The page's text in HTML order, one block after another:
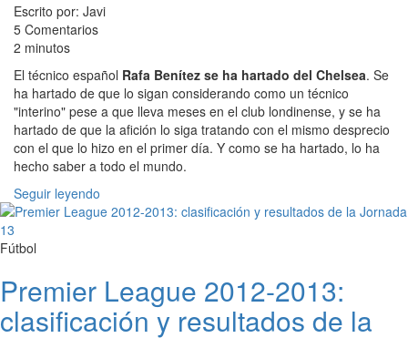
Escrito por: Javi
5 Comentarios
2 minutos
El técnico español Rafa Benítez se ha hartado del Chelsea. Se
ha hartado de que lo sigan considerando como un técnico
"interino" pese a que lleva meses en el club londinense, y se ha
hartado de que la afición lo siga tratando con el mismo desprecio
con el que lo hizo en el primer día. Y como se ha hartado, lo ha
hecho saber a todo el mundo.
Seguir leyendo
Fútbol
Premier League 2012-2013:
clasificación y resultados de la